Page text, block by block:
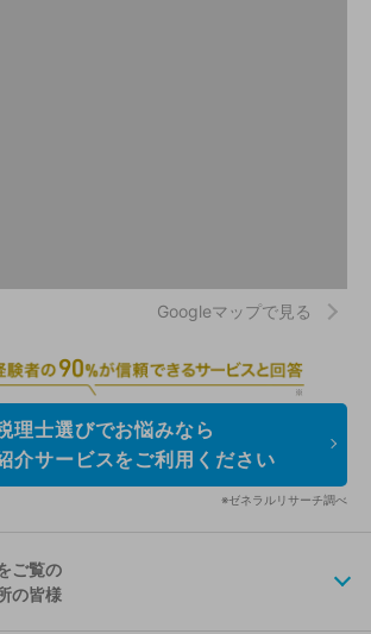
Googleマップで見る
理士選びでお悩みなら
介サービスをご利用ください
※ゼネラルリサーチ調べ
ご覧の
の皆様